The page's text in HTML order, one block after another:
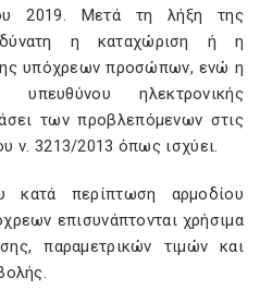
2019. Μετά τη λήξη της
η καταχώριση ή η
υπόχρεων προσώπων, ενώ η
ηλεκτρονικής
των προβλεπόμενων στις
ν. 3213/2013 όπως ισχύει.
κατά περίπτωση αρμοδίου
επισυνάπτονται χρήσιμα
παραμετρικών τιμών και